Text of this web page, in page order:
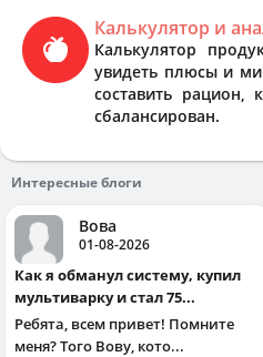
Калькулятор и
Калькулятор
увидеть плюсы и
составить рацион,
сбалансирован.
Интересные блоги
Вова
01-08-2026
Как я обманул систему, купил
мультиварку и стал 75...
Ребята, всем привет! Помните
меня? Того Вову, кото...